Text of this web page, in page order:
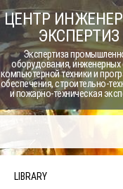
Skip
to
content
ЦЕНТР
ЭКСПЕРТИЗ
Экспертиза
оборудования, инженерных
компьютерной техники и
обеспечения, строительно-
и пожарно-техническая
LIBRARY